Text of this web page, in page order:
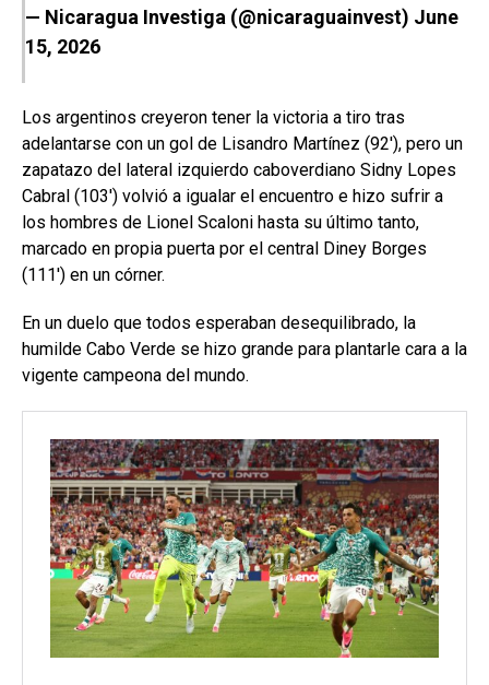
— Nicaragua Investiga (@nicaraguainvest) June
15, 2026
Los argentinos creyeron tener la victoria a tiro tras
adelantarse con un gol de Lisandro Martínez (92′), pero un
zapatazo del lateral izquierdo caboverdiano Sidny Lopes
Cabral (103′) volvió a igualar el encuentro e hizo sufrir a
los hombres de Lionel Scaloni hasta su último tanto,
marcado en propia puerta por el central Diney Borges
(111′) en un córner.
En un duelo que todos esperaban desequilibrado, la
humilde Cabo Verde se hizo grande para plantarle cara a la
vigente campeona del mundo.